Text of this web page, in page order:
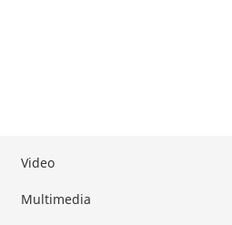
Video
Multimedia